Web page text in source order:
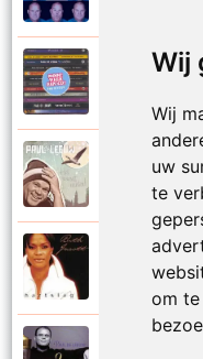
Wij
Wij
uw
te
om
Paul De
Paul De
Kerstmis
Ruth Jacott
Kijk niet uit